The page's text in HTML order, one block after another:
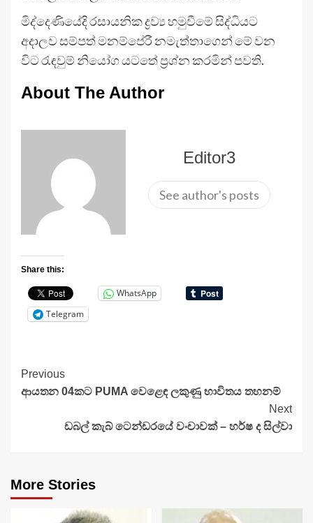
මිද්දෙණියේදි රසායනික ද්‍රව්‍ය හමුවීමේ සිද්ධියට
අදාලව සම්පත් මනම්පේරී නමැත්තාගෙන් මේ වන
විට රැඳවුම් නියෝග යටතේ ප්‍රශ්න කරමින් පවති.
About The Author
Editor3
See author's posts
Share this:
WhatsApp
Telegram
Continue
Reading
Previous
ආයතන 04කට PUMA වෙළෙඳ ලකුණු භාවිතය තහනම්
Next
ඩබල් කැබ් ටෙන්ඩරයේ වංචාවක් – හර්ෂ ද සිල්වා
More Stories